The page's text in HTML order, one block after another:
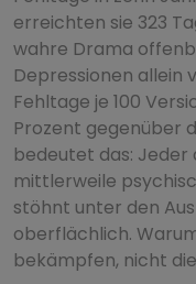
erreichten sie 323
wahre Drama
Depressionen allein
Fehltage je 100
Prozent gegenüber
bedeutet das:
mittlerweile
stöhnt unter den
oberflächlich.
bekämpfen, nicht